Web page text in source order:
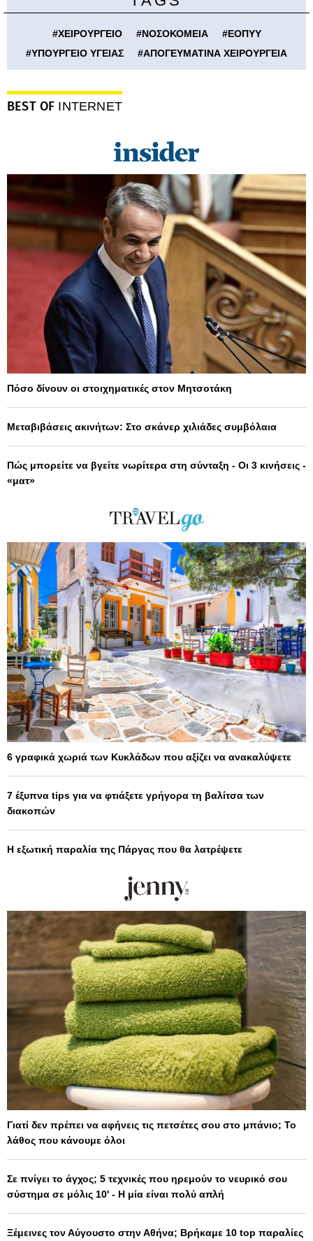
#ΧΕΙΡΟΥΡΓΕΙΟ #ΝΟΣΟΚΟΜΕΙΑ #ΕΟΠΥΥ
#ΥΠΟΥΡΓΕΙΟ ΥΓΕΙΑΣ #ΑΠΟΓΕΥΜΑΤΙΝΑ ΧΕΙΡΟΥΡΓΕΙΑ
BEST OF INTERNET
Πόσο δίνουν οι στοιχηματικές στον Μητσοτάκη
Μεταβιβάσεις ακινήτων: Στο σκάνερ χιλιάδες συμβόλαια
Πώς μπορείτε να βγείτε νωρίτερα στη σύνταξη - Οι 3 κινήσεις -
«ματ»
6 γραφικά χωριά των Κυκλάδων που αξίζει να ανακαλύψετε
7 έξυπνα tips για να φτιάξετε γρήγορα τη βαλίτσα των
διακοπών
Η εξωτική παραλία της Πάργας που θα λατρέψετε
Γιατί δεν πρέπει να αφήνεις τις πετσέτες σου στο μπάνιο; Το
λάθος που κάνουμε όλοι
Σε πνίγει το άγχος; 5 τεχνικές που ηρεμούν το νευρικό σου
σύστημα σε μόλις 10' - Η μία είναι πολύ απλή
Ξέμεινες τον Αύγουστο στην Αθήνα; Βρήκαμε 10 top παραλίες